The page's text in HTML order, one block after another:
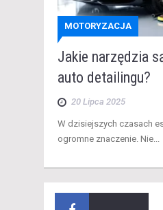
MOTORYZACJA
Jakie narzędzia
auto detailingu?
20 Lipca 2025
W dzisiejszych czasach
ogromne znaczenie. Nie...